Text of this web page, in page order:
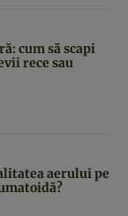
cum să scapi
rece sau
aerului pe